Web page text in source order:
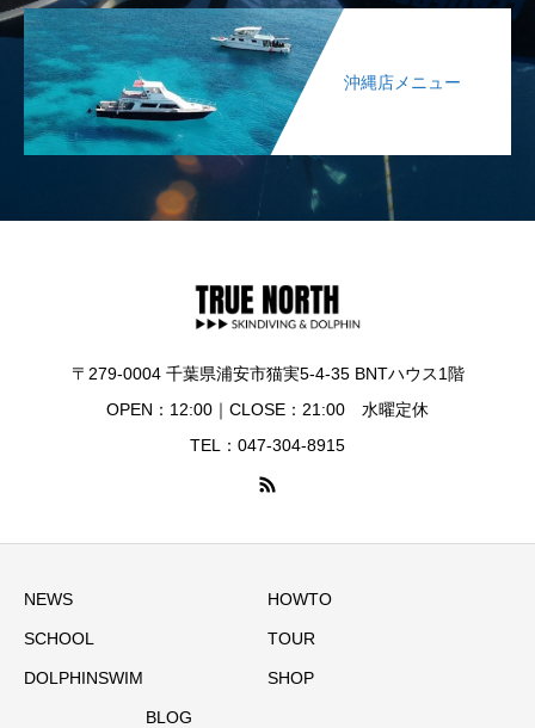
沖縄店メニュー
〒279-0004 千葉県浦安市猫実5-4-35 BNTハウス1階
OPEN：12:00｜CLOSE：21:00 水曜定休
TEL：047-304-8915
NEWS HOWTO
SCHOOL TOUR
DOLPHINSWIM SHOP
BLOG